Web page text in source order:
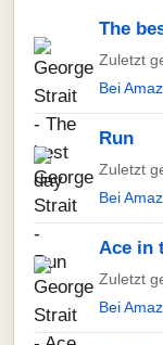
The
Zuletzt
Bei
Run
Zuletzt
Bei
Ace in
Zuletzt
Bei